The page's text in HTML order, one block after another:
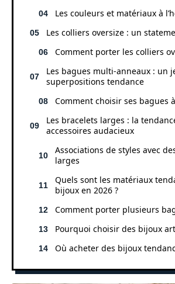
Les couleurs et matériaux à
Les colliers oversize : un
Comment porter les colliers
Les bagues multi-anneaux : un
superpositions tendance
Comment choisir ses bagues
Les bracelets larges : la
accessoires audacieux
Associations de styles avec
larges
Quels sont les matériaux
bijoux en 2026 ?
Comment porter plusieurs
Pourquoi choisir des bijoux
Où acheter des bijoux